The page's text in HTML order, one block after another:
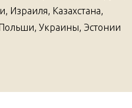
Израиля, Казахстана,
Украины, Эстонии